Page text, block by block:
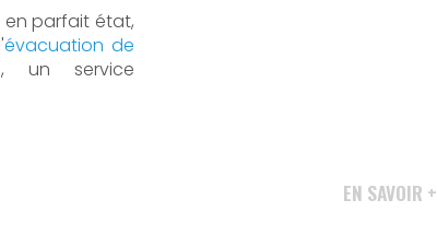
en parfait état,
évacuation de
, un service
EN SAVOIR +